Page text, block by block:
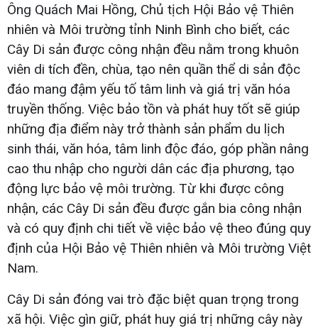
Ông Quách Mai Hồng, Chủ tịch Hội Bảo vệ Thiên
nhiên và Môi trường tỉnh Ninh Bình cho biết, các
Cây Di sản được công nhận đều nằm trong khuôn
viên di tích đền, chùa, tạo nên quần thể di sản độc
đáo mang đậm yếu tố tâm linh và giá trị văn hóa
truyền thống. Việc bảo tồn và phát huy tốt sẽ giúp
những địa điểm này trở thành sản phẩm du lịch
sinh thái, văn hóa, tâm linh độc đáo, góp phần nâng
cao thu nhập cho người dân các địa phương, tạo
động lực bảo vệ môi trường. Từ khi được công
nhận, các Cây Di sản đều được gắn bia công nhận
và có quy định chi tiết về việc bảo vệ theo đúng quy
định của Hội Bảo vệ Thiên nhiên và Môi trường Việt
Nam.
Cây Di sản đóng vai trò đặc biệt quan trọng trong
xã hội. Việc gìn giữ, phát huy giá trị những cây này